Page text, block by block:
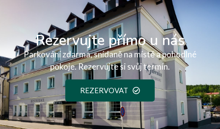
Rezervujte přímo u nás
Parkování zdarma, snídaně na místě a pohodlné
pokoje. Rezervujte si svůj termín.
REZERVOVAT